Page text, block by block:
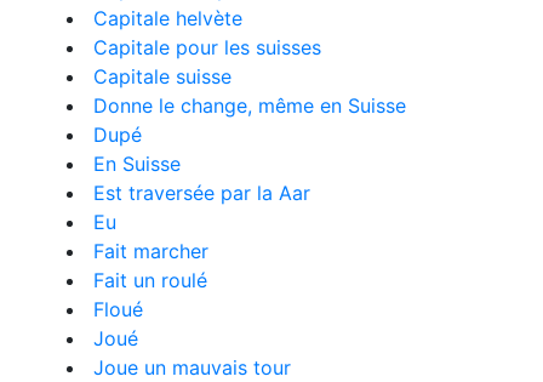
Capitale helvète
Capitale pour les suisses
Capitale suisse
Donne le change, même en Suisse
Dupé
En Suisse
Est traversée par la Aar
Eu
Fait marcher
Fait un roulé
Floué
Joué
Joue un mauvais tour